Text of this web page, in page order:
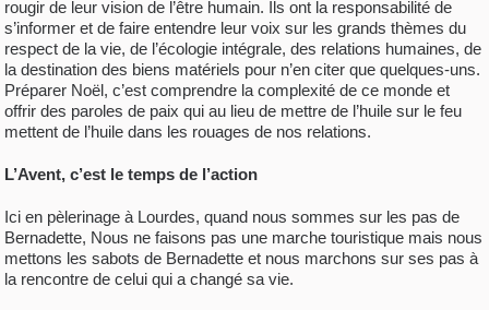
rougir de leur vision de l’être humain. Ils ont la responsabilité de
s’informer et de faire entendre leur voix sur les grands thèmes du
respect de la vie, de l’écologie intégrale, des relations humaines, de
la destination des biens matériels pour n’en citer que quelques-uns.
Préparer Noël, c’est comprendre la complexité de ce monde et
offrir des paroles de paix qui au lieu de mettre de l’huile sur le feu
mettent de l’huile dans les rouages de nos relations.
L’Avent, c’est le temps de l’action
Ici en pèlerinage à Lourdes, quand nous sommes sur les pas de
Bernadette, Nous ne faisons pas une marche touristique mais nous
mettons les sabots de Bernadette et nous marchons sur ses pas à
la rencontre de celui qui a changé sa vie.